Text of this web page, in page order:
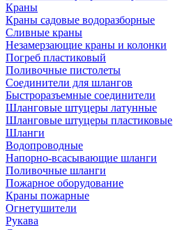
Краны
Краны садовые водоразборные
Сливные краны
Незамерзающие краны и колонки
Погреб пластиковый
Поливочные пистолеты
Соединители для шлангов
Быстроразъемные соединители
Шланговые штуцеры латунные
Шланговые штуцеры пластиковые
Шланги
Водопроводные
Напорно-всасывающие шланги
Поливочные шланги
Пожарное оборудование
Краны пожарные
Огнетушители
Рукава